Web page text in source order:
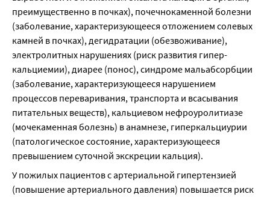
преимущественно в почках), почечнокаменной болезни
(заболевание, характеризующееся отложением солевых
камней в почках), дегидратации (обезвоживание),
электролитных нарушениях (риск развития гипер-
кальциемии), диарее (понос), синдроме мальабсорбции
(заболевание, характеризующееся нарушением
процессов переваривания, транспорта и всасывания
питательных веществ), кальциевом нефроуролитиазе
(мочекаменная болезнь) в анамнезе, гиперкальциурии
(патологическое состояние, характеризующееся
превышением суточной экскреции кальция).
У пожилых пациентов с артериальной гипертензией
(повышение артериального давления) повышается риск